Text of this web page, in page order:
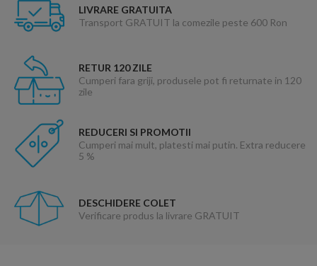
LIVRARE GRATUITA
Transport GRATUIT la comezile peste 600 Ron
RETUR 120 ZILE
Cumperi fara griji, produsele pot fi returnate in 120
zile
REDUCERI SI PROMOTII
Cumperi mai mult, platesti mai putin. Extra reducere
5 %
DESCHIDERE COLET
Verificare produs la livrare GRATUIT